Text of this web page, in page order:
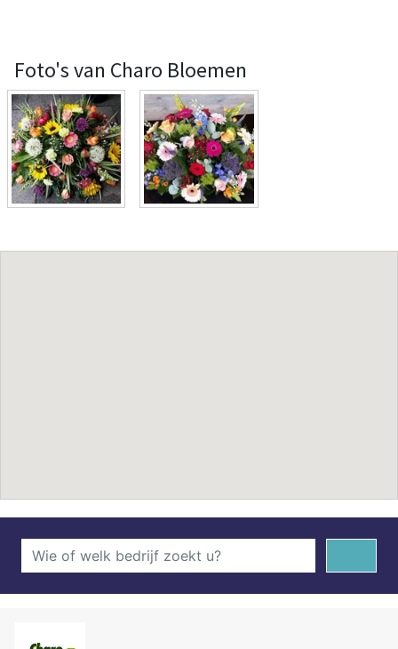
Foto's van Charo Bloemen